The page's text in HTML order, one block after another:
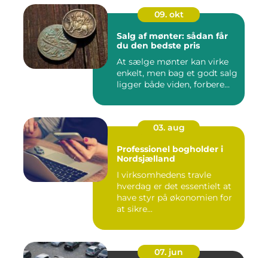
09. okt
Salg af mønter: sådan får
du den bedste pris
At sælge mønter kan virke
enkelt, men bag et godt salg
ligger både viden, forbere...
03. aug
Professionel bogholder i
Nordsjælland
I virksomhedens travle
hverdag er det essentielt at
have styr på økonomien for
at sikre...
07. jun